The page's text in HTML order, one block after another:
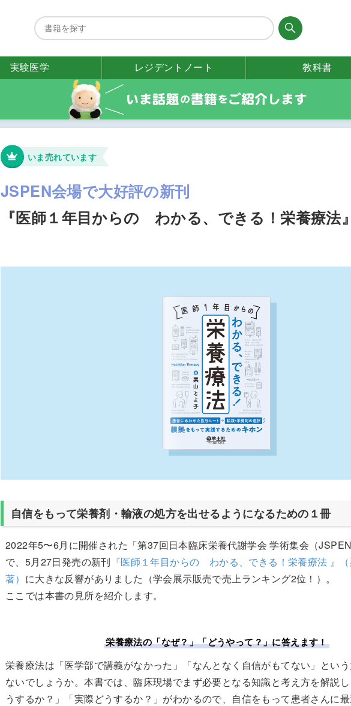
実験医学 レジデント ノート 教科書
いま売れています
JSPEN会場で大好評の新刊
『医師１年目からの わかる、できる！栄養療法
自信をもって栄養剤・輸液の処方を出せるようになるための１冊
2022年5〜6月に開催された「第37回日本臨床栄養代謝学会 学術集会（
で、5月27日発売の新刊 『医師１年目からの わかる、できる！栄養療法 』
著） に大きな反響がありました（学会展示販売で売上ランキング2位！）。
ここでは本書の見所を紹介します。
栄養療法の「なぜ？」「どうやって？」に答えます！
栄養療法は「医学部で講義がなかった」「なんとなく自信がもてない」とい
ないでしょうか。本書では、臨床現場でまず必要となる知識と考え方を解説
うするか？」「実際どうするか？」がわかるので、自信をもって患者さんに